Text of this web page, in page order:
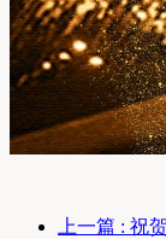
上一篇 : 祝